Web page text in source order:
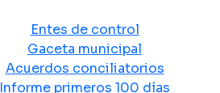
Entes de control
Gaceta municipal
Acuerdos conciliatorios
Informe primeros 100 días